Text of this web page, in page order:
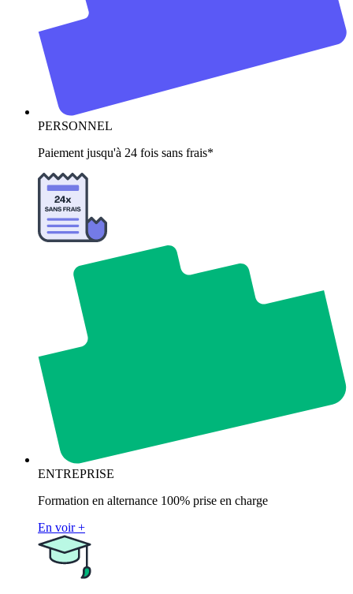
PERSONNEL
Paiement jusqu'à 24 fois sans frais*
ENTREPRISE
Formation en alternance 100% prise en charge
En voir +